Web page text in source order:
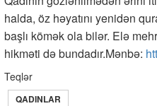
halda, öz həyatını yenidən
başlı kömək ola bilər. Elə
hikməti də bundadır.Mənbə:
Teqlər
QADINLAR